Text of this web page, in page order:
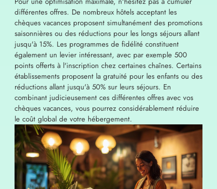
différentes offres. De nombreux hôtels acceptant les
chèques vacances proposent simultanément des promotions
saisonnières ou des réductions pour les longs séjours allant
jusqu'à 15%. Les programmes de fidélité constituent
également un levier intéressant, avec par exemple 500
points offerts à l'inscription chez certaines chaînes. Certains
établissements proposent la gratuité pour les enfants ou des
réductions allant jusqu'à 50% sur leurs séjours. En
combinant judicieusement ces différentes offres avec vos
chèques vacances, vous pourrez considérablement réduire
le coût global de votre hébergement.